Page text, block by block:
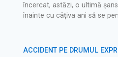
încercat, astăzi, o ultimă
înainte cu câțiva ani să se
ACCIDENT PE DRUMUL